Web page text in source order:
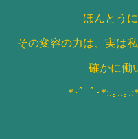
ほんとう
その変容の力は、実は
確かに働
*･゜ﾟ･*:.｡..｡